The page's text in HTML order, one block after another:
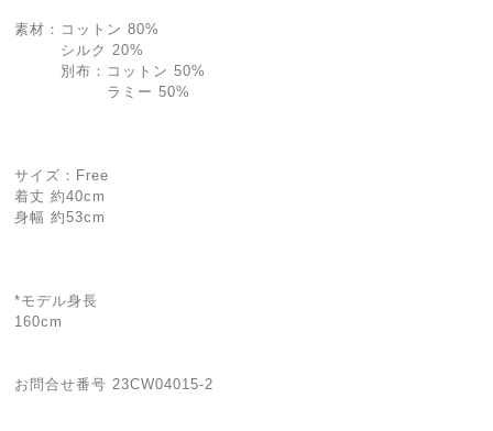
素材：コットン 80%
シルク 20%
別布：コットン 50%
ラミー 50%
サイズ：Free
着丈 約40cm
身幅 約53cm
*モデル身長
160cm
お問合せ番号 23CW04015-2